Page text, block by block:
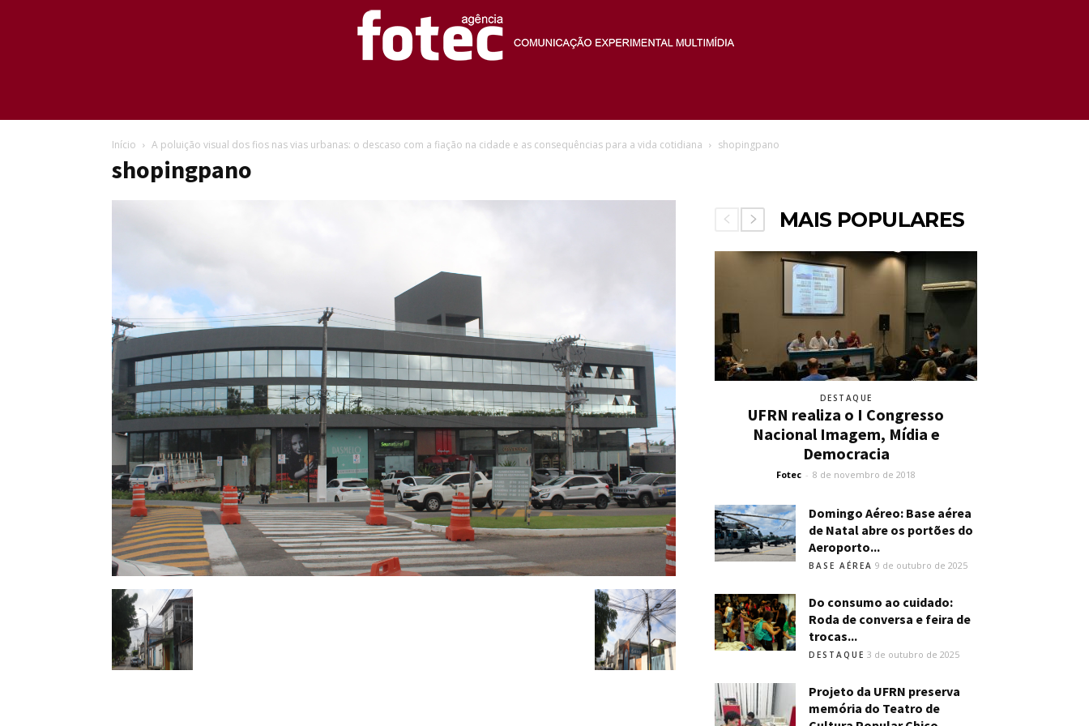
Início A poluição visual dos fios nas vias urbanas: o descaso com a fiação na cidade e as consequências para a vida cotidiana shopingpano
shopingpano
MAIS POPULARES
DESTAQUE
UFRN realiza o I Congresso
Nacional Imagem, Mídia e
Democracia
Fotec - 8 de novembro de 2018
Domingo Aéreo: Base aérea
de Natal abre os portões do
Aeroporto...
BASE AÉREA 9 de outubro de 2025
Do consumo ao cuidado:
Roda de conversa e feira de
trocas...
DESTAQUE 3 de outubro de 2025
Projeto da UFRN preserva
memória do Teatro de